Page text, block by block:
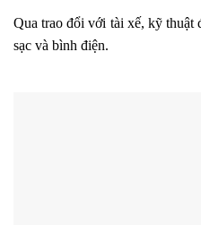
Qua trao đổi với tài xế, kỹ thuật
sạc và bình điện.